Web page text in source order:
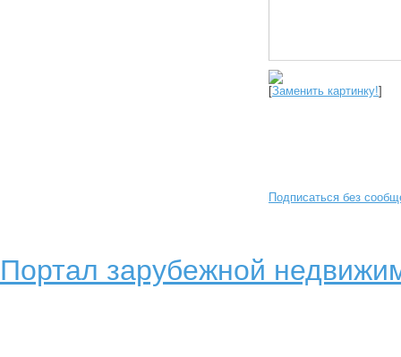
[Заменить картинку!]
Подписаться без
Портал зарубежной